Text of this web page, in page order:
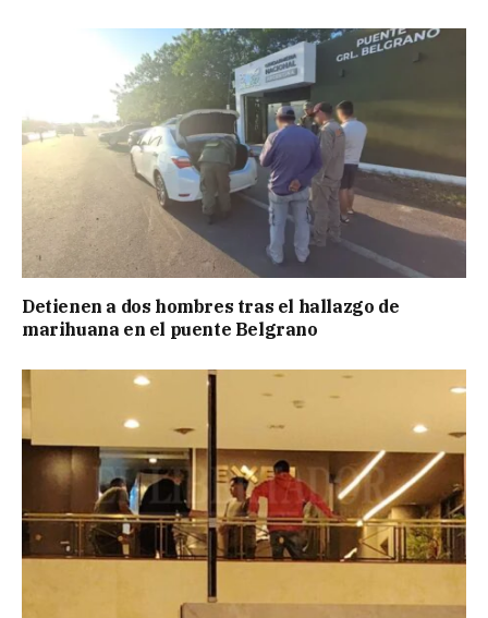
Detienen a dos hombres tras el hallazgo de
marihuana en el puente Belgrano